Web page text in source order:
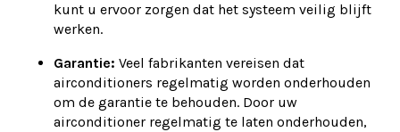
kunt u ervoor zorgen dat het systeem veilig blijft
werken.
Garantie: Veel fabrikanten vereisen dat
airconditioners regelmatig worden onderhouden
om de garantie te behouden. Door uw
airconditioner regelmatig te laten onderhouden,